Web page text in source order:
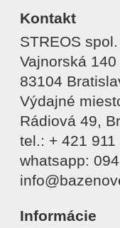
Kontakt
STREOS
Vajnorská 140
83104
Výdajné
Rádiová 49,
tel.: + 421 911
whatsapp:
Informácie